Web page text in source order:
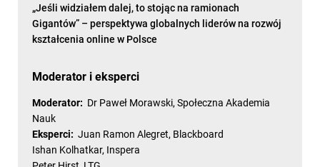
„Jeśli widziałem dalej, to stojąc na ramionach
Gigantów” – perspektywa globalnych liderów na rozwój
kształcenia online w Polsce
Moderator i eksperci
Moderator: Dr Paweł Morawski, Społeczna Akademia
Nauk
Eksperci: Juan Ramon Alegret, Blackboard
Ishan Kolhatkar, Inspera